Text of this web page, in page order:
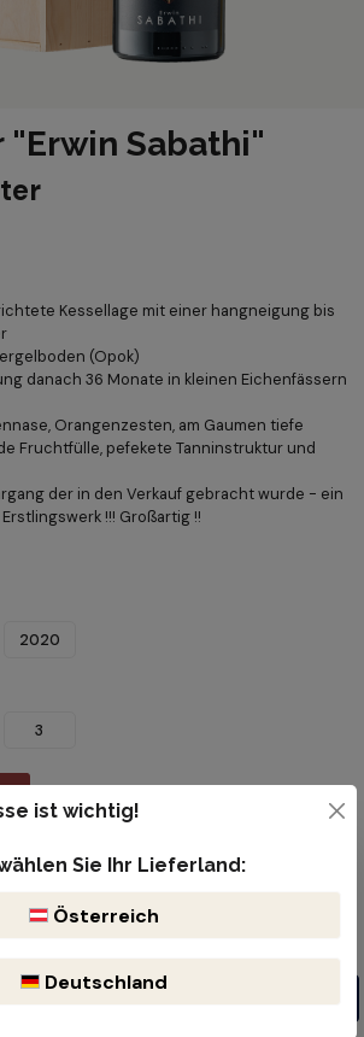
"Erwin Sabathi"
Kessellage mit einer hangneigung bis
(Opok)
danach 36 Monate in kleinen Eichenfässern
Orangenzesten, am Gaumen tiefe
Fruchtfülle, pefekete Tanninstruktur und
der in den Verkauf gebracht wurde - ein
!!! Großartig !!
2020
3
%
€ 239,00
1-2 Werktage
Wert ein oder benutze die Schaltflächen um die Anzahl
Flasche
ist wichtig!
Sie Ihr Lieferland:
Österreich
Deutschland